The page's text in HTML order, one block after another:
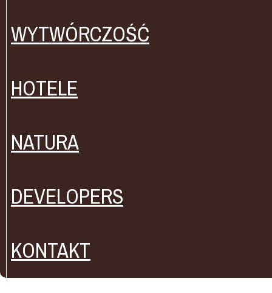
WYTWÓRCZOŚĆ
HOTELE
NATURA
DEVELOPERS
KONTAKT